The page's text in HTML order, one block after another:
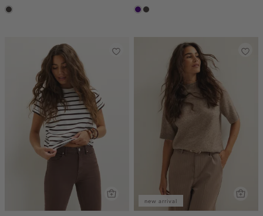
choco
indigochoco
new arrival